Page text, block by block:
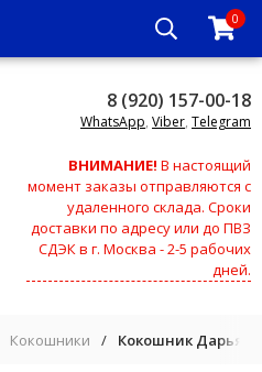
0
8 (920) 157-00-18
WhatsApp, Viber, Telegram
ВНИМАНИЕ! В настоящий
момент заказы отправляются с
удаленного склада. Сроки
доставки по адресу или до ПВЗ
СДЭК в г. Москва - 2-5 рабочих
дней.
Кокошники / Кокошник Дарья